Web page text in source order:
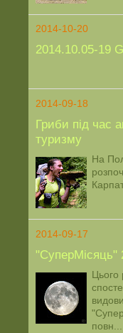
2014-10-20
2014.10.05-19
2014-09-18
Гриби під час
туризму
На
2014-09-17
"СуперМісяць"
Цього
повн...